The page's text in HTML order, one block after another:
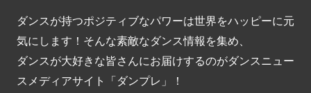
ダンスが持つポジティブなパワーは世界をハッピーに元
気にします！そんな素敵なダンス情報を集め、
ダンスが大好きな皆さんにお届けするのがダンスニュー
スメディアサイト「ダンプレ」！